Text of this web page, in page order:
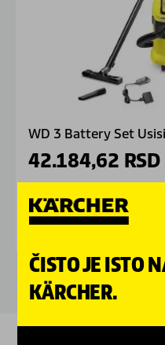
WD 3 Battery Set
42.184,62 RSD
Nedostupno
ČISTO JE ISTO
KÄRCHER.